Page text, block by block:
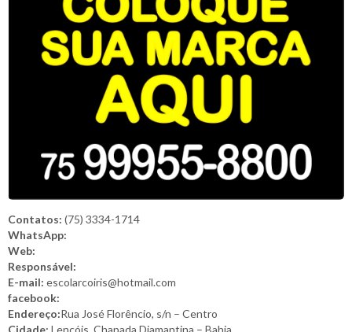
Contatos: (75) 3334-1714
WhatsApp:
Web:
Responsável:
E-mail: escolarcoiris@hotmail.com
facebook:
Endereço:Rua José Florêncio, s/n – Centro